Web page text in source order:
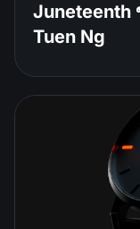
Juneteenth
Tuen Ng